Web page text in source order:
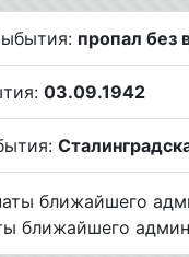
пропал без
03.09.1942
ближайшего